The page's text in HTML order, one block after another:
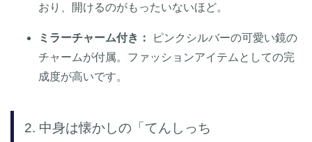
おり、開けるのがもったいないほど。
ミラーチャーム付き：
ピンクシルバーの可愛い鏡の
チャームが付属。ファッションアイテムとしての完
成度が高いです。
2. 中身は懐かしの「てんしっち